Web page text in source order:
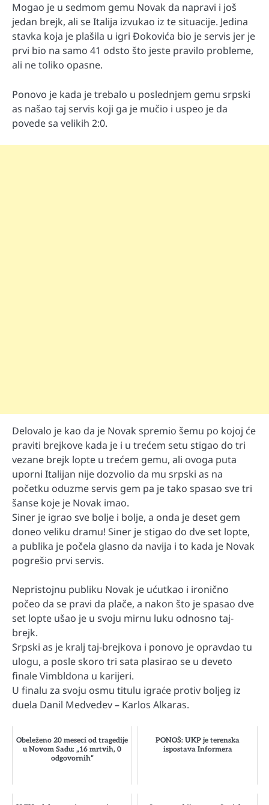
Mogao je u sedmom gemu Novak da napravi i još
jedan brejk, ali se Italija izvukao iz te situacije. Jedina
stavka koja je plašila u igri Đokovića bio je servis jer je
prvi bio na samo 41 odsto što jeste pravilo probleme,
ali ne toliko opasne.
Ponovo je kada je trebalo u poslednjem gemu srpski
as našao taj servis koji ga je mučio i uspeo je da
povede sa velikih 2:0.
Delovalo je kao da je Novak spremio šemu po kojoj će
praviti brejkove kada je i u trećem setu stigao do tri
vezane brejk lopte u trećem gemu, ali ovoga puta
uporni Italijan nije dozvolio da mu srpski as na
početku oduzme servis gem pa je tako spasao sve tri
šanse koje je Novak imao.
Siner je igrao sve bolje i bolje, a onda je deset gem
doneo veliku dramu! Siner je stigao do dve set lopte,
a publika je počela glasno da navija i to kada je Novak
pogrešio prvi servis.
Nepristojnu publiku Novak je ućutkao i ironično
počeo da se pravi da plače, a nakon što je spasao dve
set lopte ušao je u svoju mirnu luku odnosno taj-
brejk.
Srpski as je kralj taj-brejkova i ponovo je opravdao tu
ulogu, a posle skoro tri sata plasirao se u deveto
finale Vimbldona u karijeri.
U finalu za svoju osmu titulu igraće protiv boljeg iz
duela Danil Medvedev – Karlos Alkaras.
Obeleženo 20 meseci od tragedije
u Novom Sadu: „16 mrtvih, 0
odgovornih“
PONOŠ: UKP je terenska
ispostava Informera